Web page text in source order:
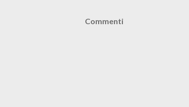
Commenti